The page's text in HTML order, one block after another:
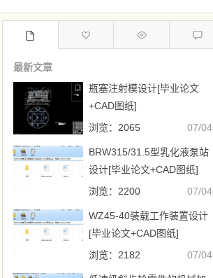
最新文章
瓶塞注射模设计[毕业论文
+CAD图纸]
07/04
浏览：2065
BRW315/31.5型乳化液泵站
设计[毕业论文+CAD图纸]
07/04
浏览：2200
WZ45-40装载工作装置设计
[毕业论文+CAD图纸]
07/04
浏览：2182